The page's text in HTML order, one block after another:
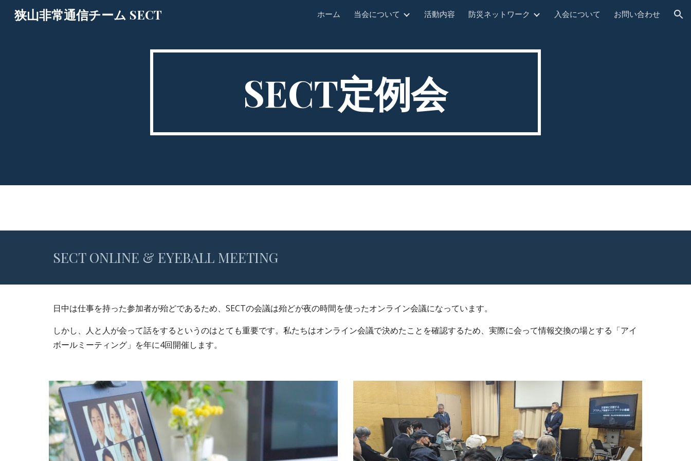
Skip to navigation
狭山非常通信チーム SECT ホーム 当会について 活動内容 防災ネットワーク 入会について お問い合わせ
SECT定例会
SECT ONLINE & EYEBALL MEETING
日中は仕事を持った参加者が殆どであるため、SECTの会議は殆どが夜の時間を使ったオンライン会議になっています。
しかし、人と人が会って話をするというのはとても重要です。私たちはオンライン会議で決めたことを確認するため、実際に会って情報交換の場とする「アイ
ボールミーティング」を年に4回開催します。